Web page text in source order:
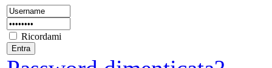
Ricordami